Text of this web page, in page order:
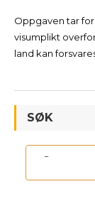
Oppgaven tar
visumplikt
land kan
SØK